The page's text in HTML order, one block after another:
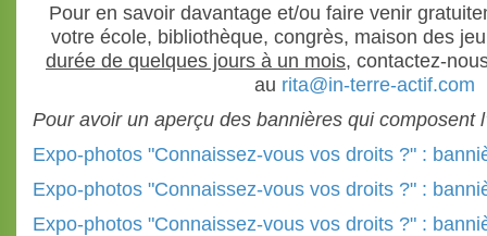
Pour en savoir davantage et/ou faire venir
votre école, bibliothèque, congrès, maison des
durée de quelques jours à un mois, contactez-
au rita@in-terre-actif.com
Pour avoir un aperçu des bannières qui composent
Expo-photos "Connaissez-vous vos droits ?" :
Expo-photos "Connaissez-vous vos droits ?" :
Expo-photos "Connaissez-vous vos droits ?" :